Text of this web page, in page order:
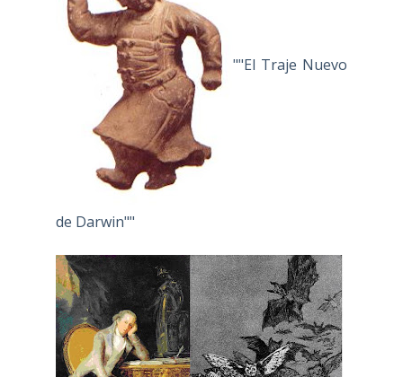
""El Traje Nuevo
de Darwin""